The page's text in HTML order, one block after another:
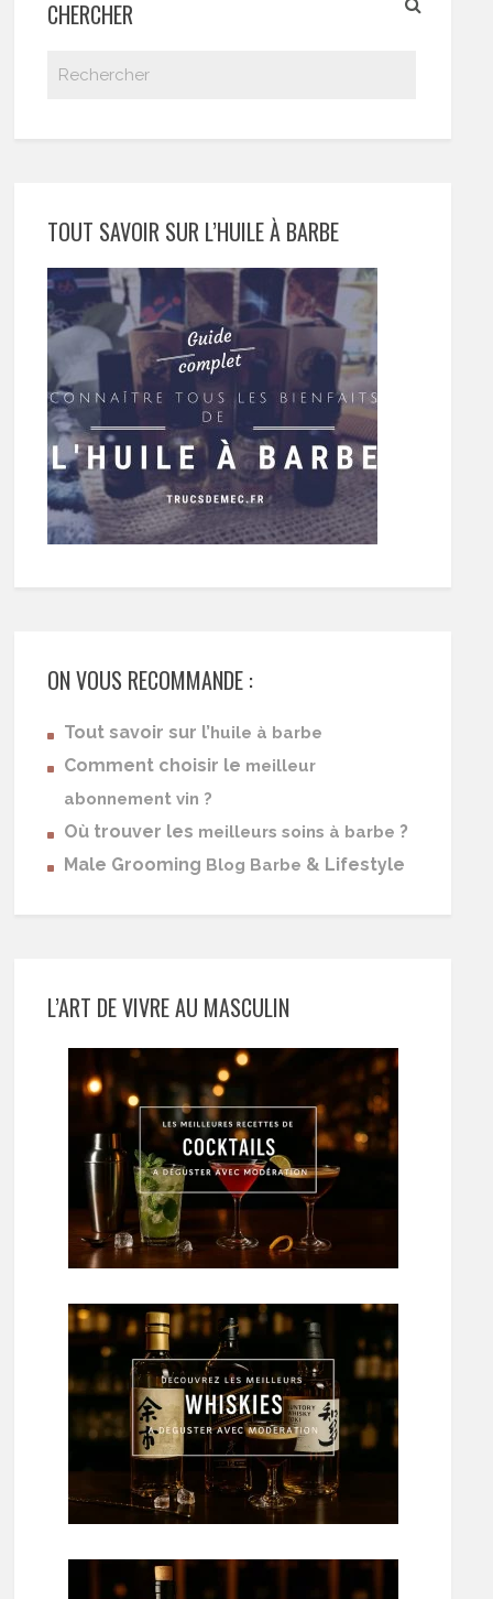
CHERCHER
TOUT SAVOIR SUR L’HUILE À BARBE
ON VOUS RECOMMANDE :
Tout savoir sur l’huile à barbe
Comment choisir le meilleur
abonnement vin ?
Où trouver les meilleurs soins à barbe ?
Male Grooming Blog Barbe & Lifestyle
L’ART DE VIVRE AU MASCULIN